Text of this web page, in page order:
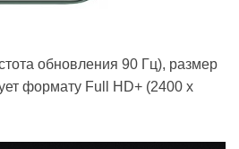
обновления 90 Гц), размер
формату Full HD+ (2400 х